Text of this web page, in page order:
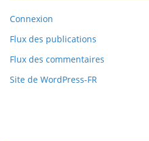
Connexion
Flux des publications
Flux des commentaires
Site de WordPress-FR